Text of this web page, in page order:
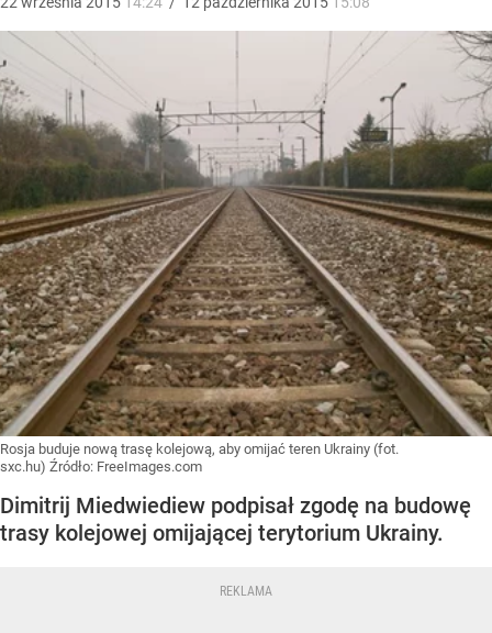
Rosja buduje nową trasę kolejową, aby omijać teren Ukrainy (fot.
sxc.hu) Źródło: FreeImages.com
Dimitrij Miedwiediew podpisał zgodę na budowę
trasy kolejowej omijającej terytorium Ukrainy.